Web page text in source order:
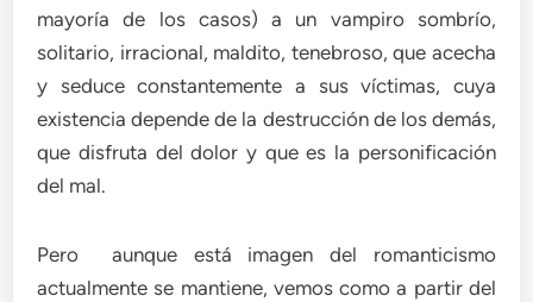
mayoría de los casos) a un vampiro sombrío,
solitario, irracional, maldito, tenebroso, que acecha
y seduce constantemente a sus víctimas, cuya
existencia depende de la destrucción de los demás,
que disfruta del dolor y que es la personificación
del mal.
Pero aunque está imagen del romanticismo
actualmente se mantiene, vemos como a partir del